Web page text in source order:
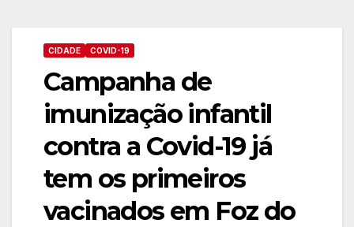
CIDADE COVID-19
Campanha de
imunização infantil
contra a Covid-19 já
tem os primeiros
vacinados em Foz do